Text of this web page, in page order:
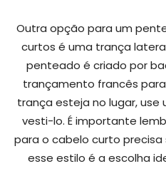
Outra opção para um
curtos é uma trança
penteado é criado por
trançamento francês
trança esteja no lugar,
vesti-lo. É importante
para o cabelo curto
esse estilo é a escolha